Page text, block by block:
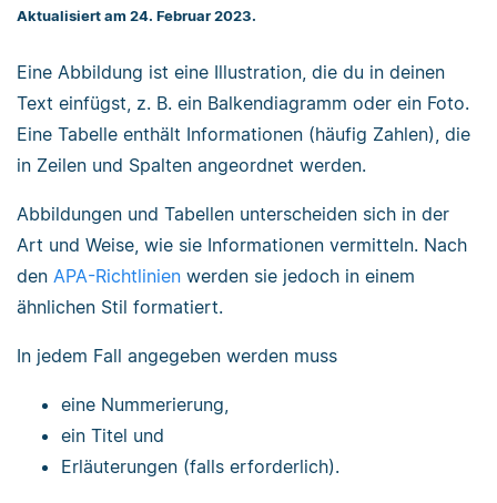
Aktualisiert am 24. Februar 2023.
Eine Abbildung ist eine Illustration, die du in deinen
Text einfügst, z. B. ein Balkendiagramm oder ein Foto.
Eine Tabelle enthält Informationen (häufig Zahlen), die
in Zeilen und Spalten angeordnet werden.
Abbildungen und Tabellen unterscheiden sich in der
Art und Weise, wie sie Informationen vermitteln. Nach
den APA-Richtlinien werden sie jedoch in einem
ähnlichen Stil formatiert.
In jedem Fall angegeben werden muss
eine Nummerierung,
ein Titel und
Erläuterungen (falls erforderlich).